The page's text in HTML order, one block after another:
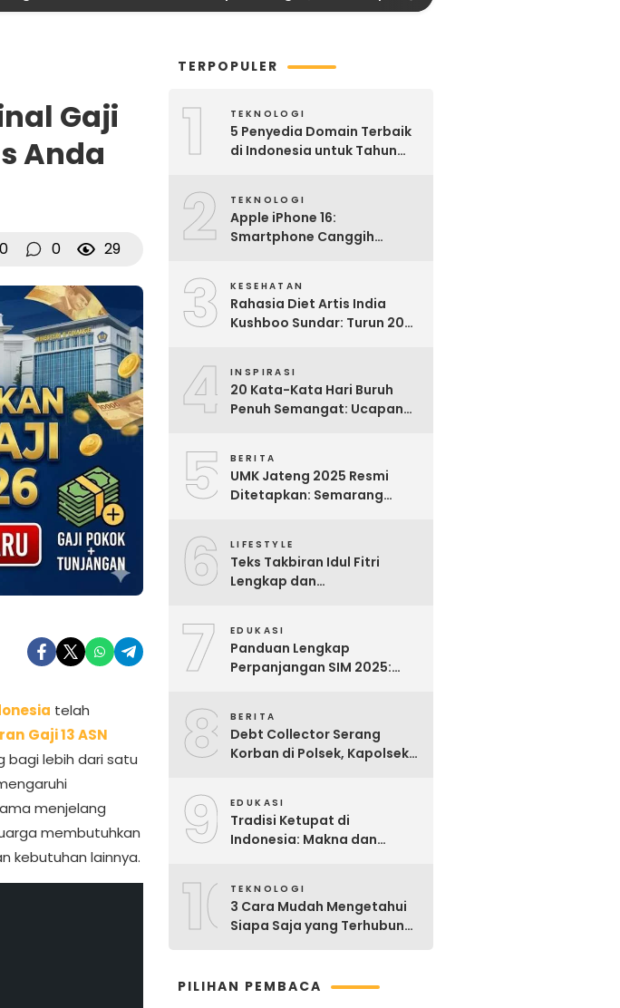
Gaji
Anda
0 0 29
telah
Gaji 13 ASN
bagi lebih dari satu
menjelang
membutuhkan
kebutuhan lainnya.
TERPOPULER
1 TEKNOLOGI
5 Penyedia Domain Terbaik
di Indonesia untuk Tahun
2 TEKNOLOGI
Apple iPhone 16:
Smartphone Canggih
3 KESEHATAN
Rahasia Diet Artis India
Kushboo Sundar: Turun 20
4 INSPIRASI
20 Kata-Kata Hari Buruh
Penuh Semangat: Ucapan
5 BERITA
UMK Jateng 2025 Resmi
Ditetapkan: Semarang
6 LIFESTYLE
Teks Takbiran Idul Fitri
Lengkap dan
7 EDUKASI
Panduan Lengkap
Perpanjangan SIM 2025:
8 BERITA
Debt Collector Serang
Korban di Polsek, Kapolsek
9 EDUKASI
Tradisi Ketupat di
Indonesia: Makna dan
10TEKNOLOGI
3 Cara Mudah Mengetahui
Siapa Saja yang Terhubung
PILIHAN PEMBACA